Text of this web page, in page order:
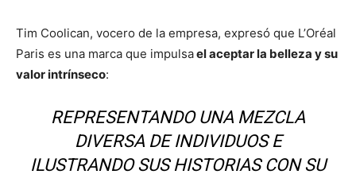
Tim Coolican, vocero de la empresa, expresó que L’Oréal
Paris es una marca que impulsael aceptar la belleza y su
valor intrínseco:
REPRESENTANDO UNA MEZCLA
DIVERSA DE INDIVIDUOS E
ILUSTRANDO SUS HISTORIAS CON SU